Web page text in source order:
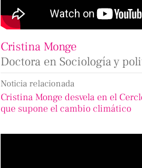
Cristina Monge
Doctora en Sociología y
Noticia relacionada
Cristina Monge desvela en el
que supone el cambio climático